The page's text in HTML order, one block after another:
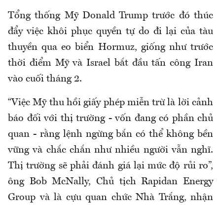
Tổng thống Mỹ Donald Trump trước đó thúc
đẩy việc khôi phục quyền tự do đi lại của tàu
thuyền qua eo biển Hormuz, giống như trước
thời điểm Mỹ và Israel bắt đầu tấn công Iran
vào cuối tháng 2.
“Việc Mỹ thu hồi giấy phép miễn trừ là lời cảnh
báo đối với thị trường - vốn đang có phần chủ
quan - rằng lệnh ngừng bắn có thể không bền
vững và chắc chắn như nhiều người vẫn nghĩ.
Thị trường sẽ phải đánh giá lại mức độ rủi ro”,
ông Bob McNally, Chủ tịch Rapidan Energy
Group và là cựu quan chức Nhà Trắng, nhận